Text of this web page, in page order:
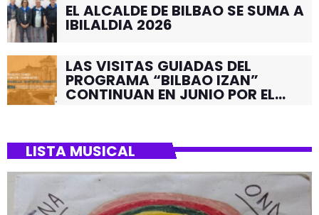
EL ALCALDE DE BILBAO SE SUMA A
IBILALDIA 2026
LAS VISITAS GUIADAS DEL
PROGRAMA “BILBAO IZAN”
CONTINUAN EN JUNIO POR EL
LISTA MUSICAL